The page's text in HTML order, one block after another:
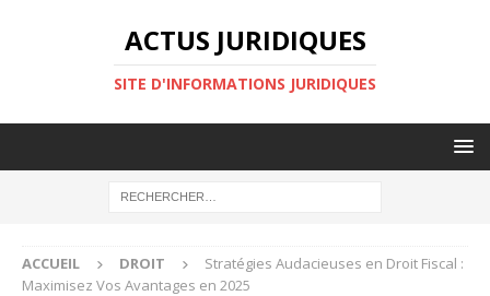
ACTUS JURIDIQUES
SITE D'INFORMATIONS JURIDIQUES
ACCUEIL DROIT
Stratégies Audacieuses en Droit Fiscal :
Maximisez Vos Avantages en 2025